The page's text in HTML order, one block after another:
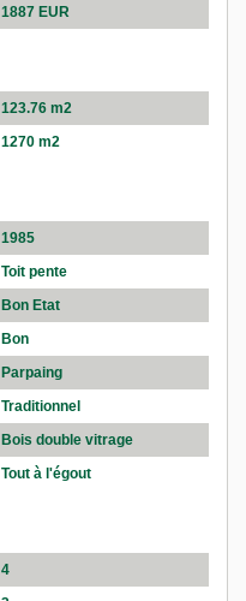
1887 EUR
123.76 m2
1270 m2
1985
Toit pente
Bon Etat
Bon
Parpaing
Traditionnel
Bois double vitrage
Tout à l'égout
4